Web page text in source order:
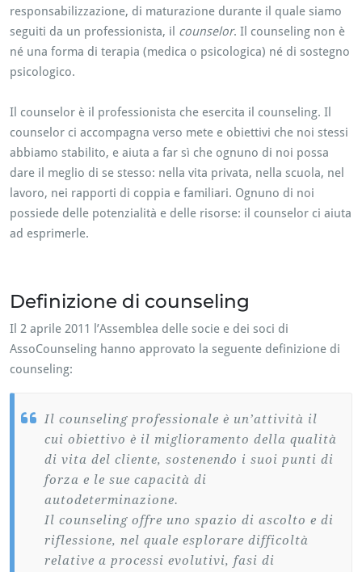
responsabilizzazione, di maturazione durante il quale siamo
seguiti da un professionista, il counselor. Il counseling non è
né una forma di terapia (medica o psicologica) né di sostegno
psicologico.
Il counselor è il professionista che esercita il counseling. Il
counselor ci accompagna verso mete e obiettivi che noi stessi
abbiamo stabilito, e aiuta a far sì che ognuno di noi possa
dare il meglio di se stesso: nella vita privata, nella scuola, nel
lavoro, nei rapporti di coppia e familiari. Ognuno di noi
possiede delle potenzialità e delle risorse: il counselor ci aiuta
ad esprimerle.
Definizione di counseling
Il 2 aprile 2011 l’Assemblea delle socie e dei soci di
AssoCounseling hanno approvato la seguente definizione di
counseling:
Il counseling professionale è un’attività il
cui obiettivo è il miglioramento della qualità
di vita del cliente, sostenendo i suoi punti di
forza e le sue capacità di
autodeterminazione.
Il counseling offre uno spazio di ascolto e di
riflessione, nel quale esplorare difficoltà
relative a processi evolutivi, fasi di